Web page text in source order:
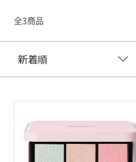
全3商品